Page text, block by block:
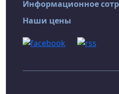
Информационное
Наши цены